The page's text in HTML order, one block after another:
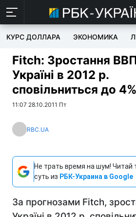
КУРС ДОЛЛАРА ЭКОНОМИКА
Fitch: Зростання
Україні в 2012 р.
сповільниться до 4%
11:07 28.10.2011 Пт
RBC.UA
Не трать время на шум! Читай
суть из РБК-Украина в Google
За прогнозами Fitch,